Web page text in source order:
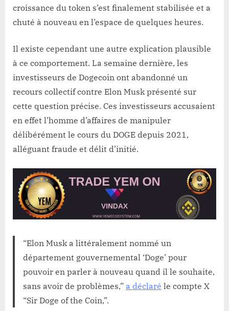
croissance du token s’est finalement stabilisée et a
chuté à nouveau en l’espace de quelques heures.
Il existe cependant une autre explication plausible
à ce comportement. La semaine dernière, les
investisseurs de Dogecoin ont abandonné un
recours collectif contre Elon Musk présenté sur
cette question précise. Ces investisseurs accusaient
en effet l’homme d’affaires de manipuler
délibérément le cours du DOGE depuis 2021,
alléguant fraude et délit d’initié.
“Elon Musk a littéralement nommé un
département gouvernemental ‘Doge’ pour
pouvoir en parler à nouveau quand il le souhaite,
sans avoir de problèmes,” a déclaré le compte X
“Sir Doge of the Coin,”.